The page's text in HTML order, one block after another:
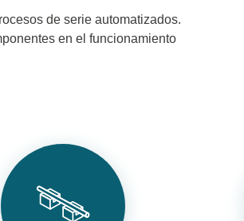
de serie automatizados.
en el funcionamiento